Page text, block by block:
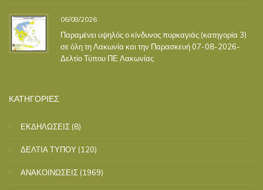
06/08/2026
Παραμένει υψηλός ο κίνδυνος πυρκαγιάς (κατηγορία 3)
σε όλη τη Λακωνία και την Παρασκευή 07-08-2026-
Δελτίο Τύπου ΠΕ Λακωνίας
ΚΑΤΗΓΟΡΙΕΣ
ΕΚΔΗΛΩΣΕΙΣ (8)
ΔΕΛΤΙΑ ΤΥΠΟΥ (120)
ΑΝΑΚΟΙΝΩΣΕΙΣ (1969)